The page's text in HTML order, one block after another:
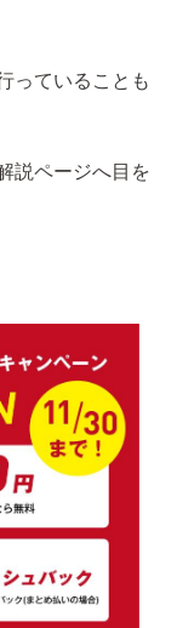
っていることも
説ページへ目を